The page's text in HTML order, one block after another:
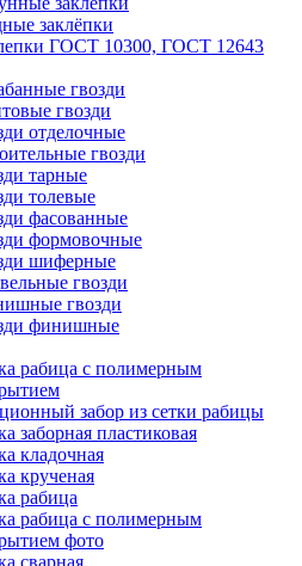
заклёпки
ГОСТ 10300, ГОСТ 12643
гвозди
гвозди
отделочные
гвозди
тарные
толевые
фасованные
формовочные
шиферные
гвозди
гвозди
финишные
рабица с полимерным
забор из сетки рабицы
заборная пластиковая
кладочная
крученая
рабица
рабица с полимерным
фото
сварная